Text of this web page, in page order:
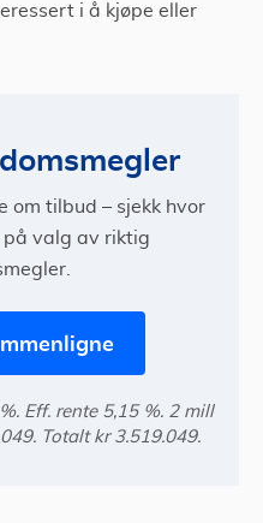
i å kjøpe eller
om tilbud – sjekk hvor
på valg av riktig
Eff. rente 5,15 %. 2 mill
Totalt kr 3.519.049.